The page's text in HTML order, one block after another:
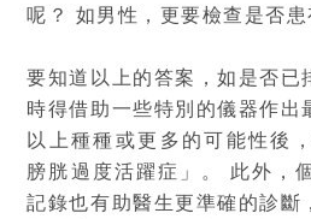
呢？ 如男性，更要檢查是否患
要知道以上的答案，如是否已
時得借助一些特別的儀器作出
以上種種或更多的可能性後
膀胱過度活躍症」。 此外，
記錄也有助醫​​生更準確的診斷